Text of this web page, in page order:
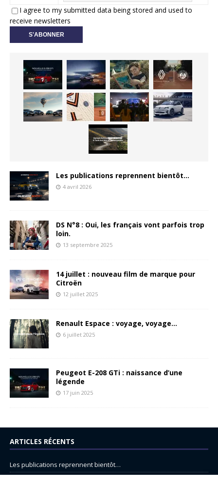
I agree to my submitted data being stored and used to
receive newsletters
Les publications reprennent bientôt…
4 avril 2026
DS N°8 : Oui, les français vont parfois trop
loin.
13 septembre 2025
14 juillet : nouveau film de marque pour
Citroën
12 juillet 2025
Renault Espace : voyage, voyage…
6 juillet 2025
Peugeot E-208 GTi : naissance d’une
légende
17 juin 2025
ARTICLES RÉCENTS
Les publications reprennent bientôt…